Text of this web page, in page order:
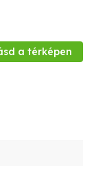
a térképen